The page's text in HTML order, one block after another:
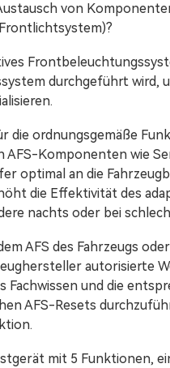
von
durchgeführt wird,
die ordnungsgemäße
AFS-Komponenten wie
optimal an die
die Effektivität des
nachts oder bei
AFS des Fahrzeugs
autorisierte
Fachwissen und die
AFS-Resets
mit 5 Funktionen,